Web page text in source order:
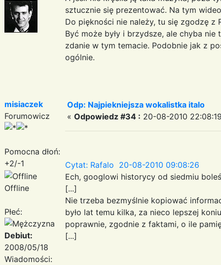
sztucznie się prezentować. Na tym
Do piękności nie należy, tu się zgodzę z
Być może były i brzydsze, ale chyba
zdanie w tym temacie. Podobnie jak z
ogólnie.
misiaczek
Forumowicz
Pomocna dłoń:
+2/-1
Offline
Płeć:
Debiut:
2008/05/18
Wiadomości:
Odp: Najpiekniejsza wokalistka italo
« Odpowiedz #34 : 20-08-2010
Cytat: Rafalo 20-08-2010 09:08:26
Ech, googlowi historycy od siedmiu
[...]
Nie trzeba bezmyślnie kopiować
było lat temu kilka, za nieco lepszej
poprawnie, zgodnie z faktami, o ile
[...]